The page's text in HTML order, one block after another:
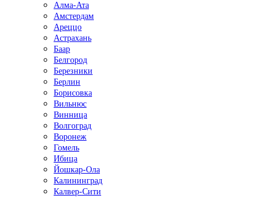
Алма-Ата
Амстердам
Ареццо
Астрахань
Баар
Белгород
Березники
Берлин
Борисовка
Вильнюс
Винница
Волгоград
Воронеж
Гомель
Ибица
Йошкар-Ола
Калининград
Калвер-Сити